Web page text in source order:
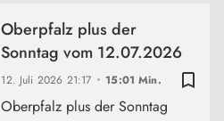
bookmark_border
12. Juli 2026 21:17 15:01 Min.
Oberpfalz plus der
Sonntag vom 12.07.2026
Oberpfalz plus der Sonntag